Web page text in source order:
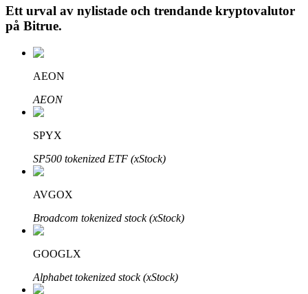
Lär dig Staking
Lär dig mer om att tjäna passiv inkomst
Bitrue
AI
Ett urval av nylistade och trendande kryptovalutor
på Bitrue.
AEON
AEON
SPYX
SP500 tokenized ETF (xStock)
AVGOX
Broadcom tokenized stock (xStock)
GOOGLX
Alphabet tokenized stock (xStock)